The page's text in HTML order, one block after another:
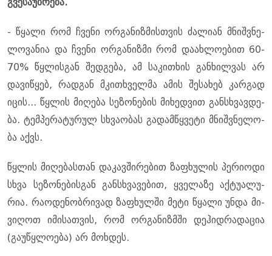
- წყა­ლი რომ ჩვე­ნი ორ­გა­ნიზ­მის­თვის ძა­ლი­ან მნიშ­ვნე­
ლო­ვა­ნია და ჩვე­ნი ორ­გა­ნიზ­მი რომ და­ახ­ლო­ე­ბით 60-
70% წყლის­გან შედ­გე­ბა, ამ სა­კი­თხის გან­ხილ­ვას არ
და­ვი­წყებ, რად­გან მკი­თხველ­მა ამის შე­სა­ხებ კარ­გად
იცის... წყლის მი­ღე­ბა სე­ზო­ნე­ბის მი­ხედ­ვით გან­სხვავ­დე­
ბა. ტემ­პე­რა­ტუ­რულ სხვა­ო­ბას გა­დამ­წყვე­ტი მნიშ­ვნე­ლო­
ბა აქვს.
წყლის მი­ღე­ბას­თან და­კავ­ში­რე­ბით ზა­ფხუ­ლის პე­რი­ო­დი
სხვა სე­ზო­ნე­ბის­გან გან­სხვა­ვე­ბით, ყვე­ლა­ზე აქ­ტუ­ა­ლუ­
რია. რა­ო­დე­ნობ­რი­ვად ზა­ფხულ­ში მეტი წყა­ლი უნდა მი­
ვი­ღოთ იმი­სათ­ვის, რომ ორ­გა­ნიზ­მში დე­ჰიდ­რა­და­ცია
(გა­უ­წყლო­ე­ბა) არ მოხ­დეს.